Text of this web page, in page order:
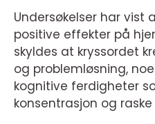
Undersøkelser har vist
positive effekter på
skyldes at kryssordet
og problemløsning,
kognitive ferdigheter
konsentrasjon og